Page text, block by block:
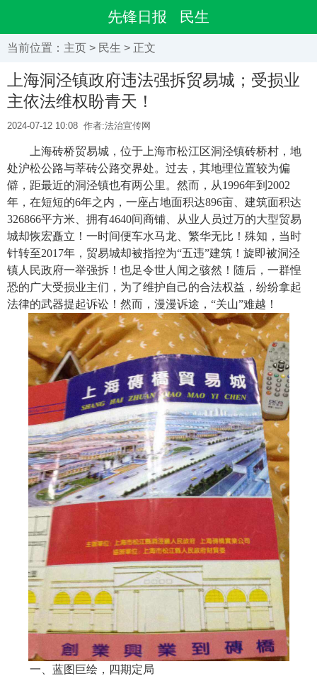
先锋日报 民生
当前位置： 主页 > 民生 > 正文
上海洞泾镇政府违法强拆贸易城；受损业
主依法维权盼青天！
2024-07-12 10:08 作者:法治宣传网
上海砖桥贸易城，位于上海市松江区洞泾镇砖桥村，地
处沪松公路与莘砖公路交界处。过去，其地理位置较为偏
僻，距最近的洞泾镇也有两公里。然而，从1996年到2002
年，在短短的6年之内，一座占地面积达896亩、建筑面积达
326866平方米、拥有4640间商铺、从业人员过万的大型贸易
城却恢宏矗立！一时间便车水马龙、繁华无比！殊知，当时
针转至2017年，贸易城却被指控为“五违”建筑！旋即被洞泾
镇人民政府一举强拆！也足令世人闻之骇然！随后，一群惶
恐的广大受损业主们，为了维护自己的合法权益，纷纷拿起
法律的武器提起诉讼！然而，漫漫诉途，“关山”难越！
一、蓝图巨绘，四期定局